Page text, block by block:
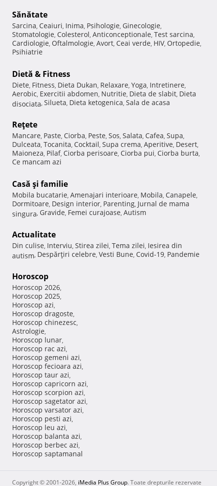
Sănătate
Sarcina, Ceaiuri, Inima, Psihologie, Ginecologie,
Stomatologie, Colesterol, Anticonceptionale, Test sarcina,
Cardiologie, Oftalmologie, Avort, Ceai verde, HIV, Ortopedie,
Psihiatrie
Dietă & Fitness
Diete, Fitness, Dieta Dukan, Relaxare, Yoga, Intretinere,
Aerobic, Exercitii abdomen, Nutritie, Dieta de slabit, Dieta
disociata, Silueta, Dieta ketogenica, Sala de acasa
Reţete
Mancare, Paste, Ciorba, Peste, Sos, Salata, Cafea, Supa,
Dulceata, Tocanita, Cocktail, Supa crema, Aperitive, Desert,
Maioneza, Pilaf, Ciorba perisoare, Ciorba pui, Ciorba burta,
Ce mancam azi
Casă şi familie
Mobila bucatarie, Amenajari interioare, Mobila, Canapele,
Dormitoare, Design interior, Parenting, Jurnal de mama
singura, Gravide, Femei curajoase, Autism
Actualitate
Din culise, Interviu, Stirea zilei, Tema zilei, Iesirea din
autism, Despărţiri celebre, Vesti Bune, Covid-19, Pandemie
Horoscop
Horoscop 2026,
Horoscop 2025,
Horoscop azi,
Horoscop dragoste,
Horoscop chinezesc,
Astrologie,
Horoscop lunar,
Horoscop rac azi,
Horoscop gemeni azi,
Horoscop fecioara azi,
Horoscop taur azi,
Horoscop capricorn azi,
Horoscop scorpion azi,
Horoscop sagetator azi,
Horoscop varsator azi,
Horoscop pesti azi,
Horoscop leu azi,
Horoscop balanta azi,
Horoscop berbec azi,
Horoscop saptamanal
Copyright © 2001-2026, iMedia Plus Group. Toate drepturile rezervate